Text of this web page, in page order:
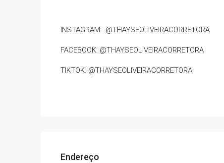
INSTAGRAM: @THAYSEOLIVEIRACORRETORA
FACEBOOK: @THAYSEOLIVEIRACORRETORA
TIKTOK: @THAYSEOLIVEIRACORRETORA
Endereço